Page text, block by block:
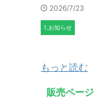
2026/7/23
1.お知らせ
もっと読む
販売ページ